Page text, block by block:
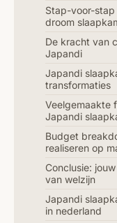
Stap-voor-
droom
De kracht van
Japandi
Japandi
transformaties
Veelgemaakte
Japandi
Budget
realiseren op
Conclusie:
van welzijn
Japandi
in nederland